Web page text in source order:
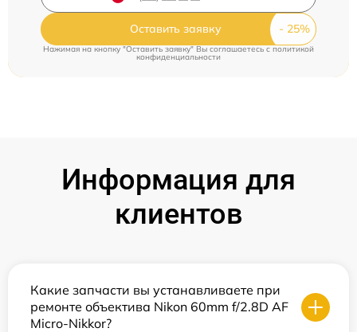
Оставить заявку
Нажимая на кнопку "Оставить заявку" Вы соглашаетесь cполитикой
конфиденциальности
Информация для
клиентов
Какие запчасти вы устанавливаете при
ремонте объектива Nikon 60mm f/2.8D AF
Micro-Nikkor?